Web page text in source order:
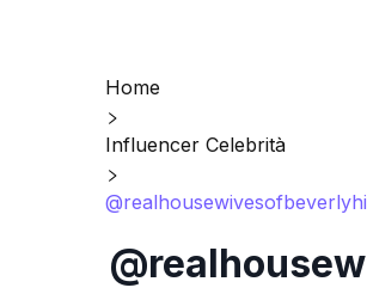
Home
Influencer Celebrità